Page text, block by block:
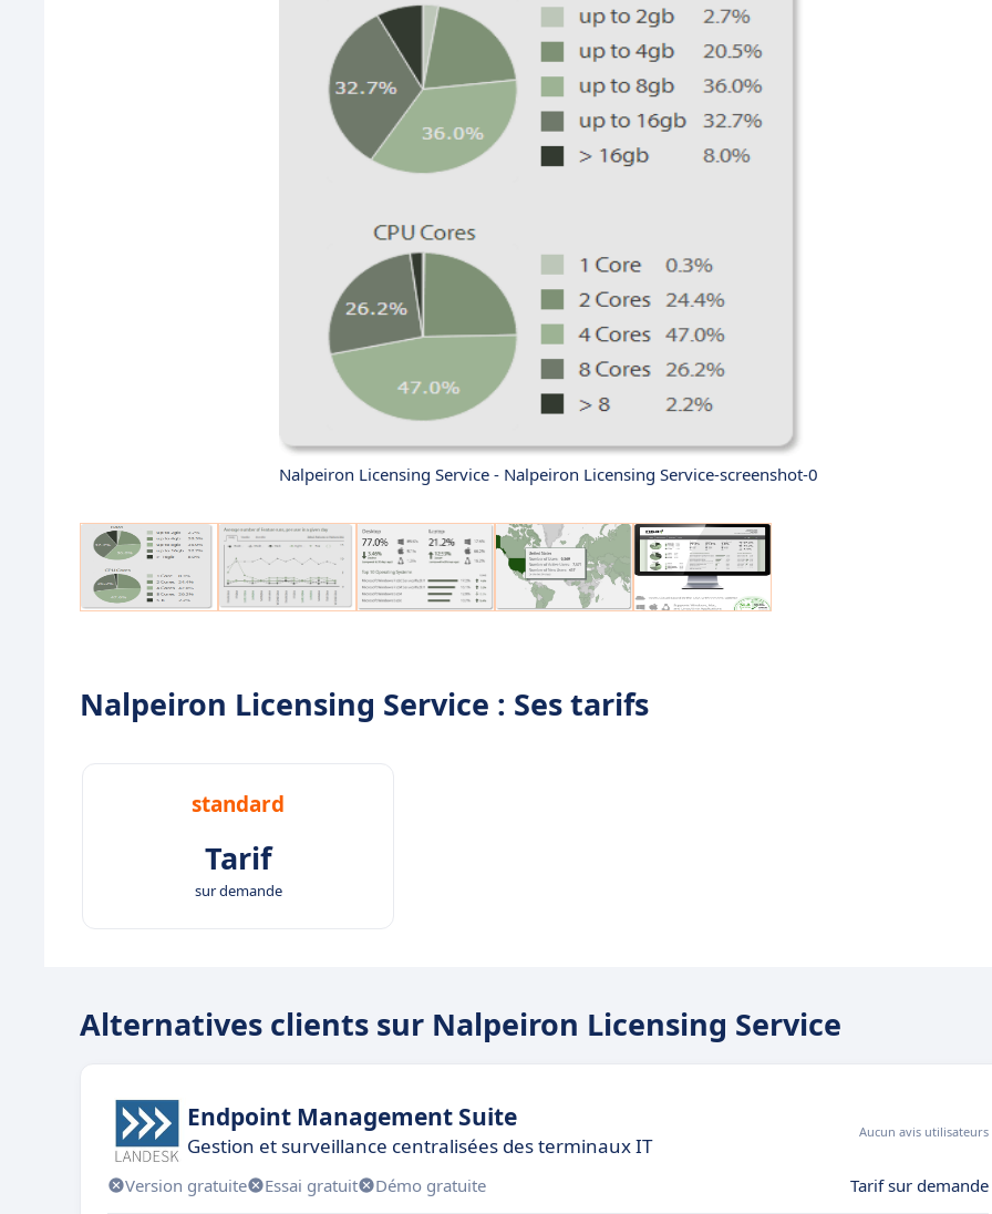
Nalpeiron Licensing Service - Nalpeiron Licensing Service-screenshot-0
Nalpeiron Licensing Service : Ses tarifs
standard
Tarif
sur demande
Alternatives clients sur Nalpeiron Licensing Service
Endpoint Management Suite
Gestion et surveillance centralisées des terminaux IT
Aucun avis utilisateurs
Version gratuite Essai gratuit Démo gratuite Tarif sur demande